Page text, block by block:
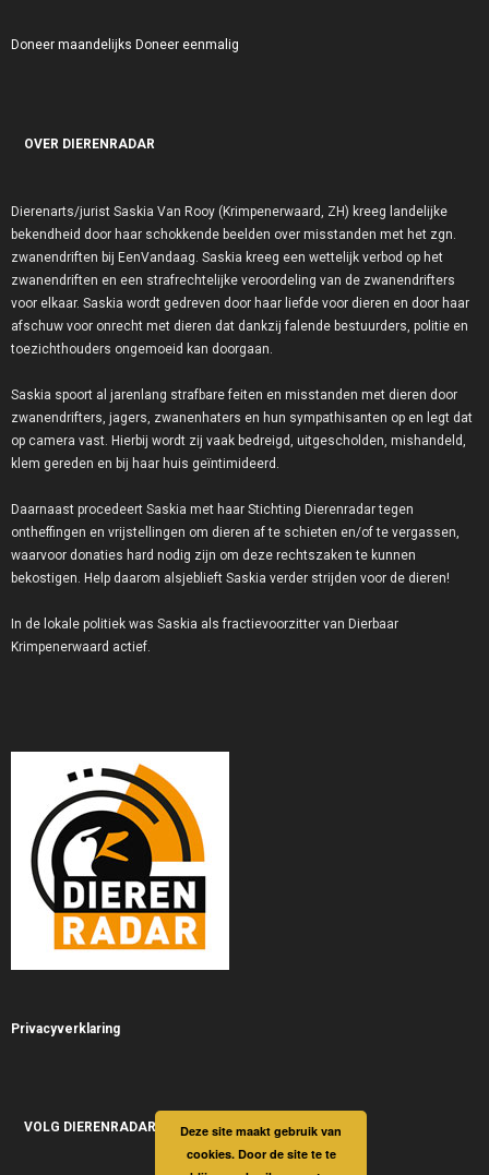
Doneer maandelijks Doneer eenmalig
OVER DIERENRADAR
Dierenarts/jurist Saskia Van Rooy (Krimpenerwaard, ZH) kreeg landelijke
bekendheid door haar schokkende beelden over misstanden met het zgn.
zwanendriften bij EenVandaag. Saskia kreeg een wettelijk verbod op het
zwanendriften en een strafrechtelijke veroordeling van de zwanendrifters
voor elkaar. Saskia wordt gedreven door haar liefde voor dieren en door haar
afschuw voor onrecht met dieren dat dankzij falende bestuurders, politie en
toezichthouders ongemoeid kan doorgaan.
Saskia spoort al jarenlang strafbare feiten en misstanden met dieren door
zwanendrifters, jagers, zwanenhaters en hun sympathisanten op en legt dat
op camera vast. Hierbij wordt zij vaak bedreigd, uitgescholden, mishandeld,
klem gereden en bij haar huis geïntimideerd.
Daarnaast procedeert Saskia met haar Stichting Dierenradar tegen
ontheffingen en vrijstellingen om dieren af te schieten en/of te vergassen,
waarvoor donaties hard nodig zijn om deze rechtszaken te kunnen
bekostigen. Help daarom alsjeblieft Saskia verder strijden voor de dieren!
In de lokale politiek was Saskia als fractievoorzitter van Dierbaar
Krimpenerwaard actief.
Privacyverklaring
VOLG DIERENRADAR
Deze site maakt gebruik van
cookies. Door de site te te